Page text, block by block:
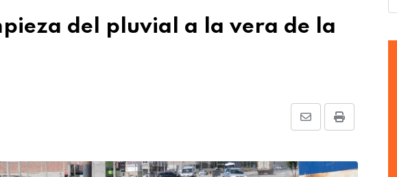
del pluvial a la vera de la
Print
Share
Email